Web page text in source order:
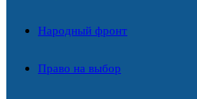
Народный фронт
Право на выбор